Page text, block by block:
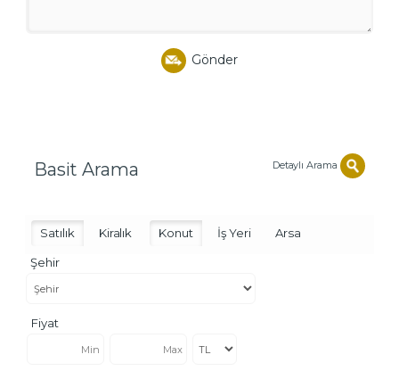
Gönder
Basit Arama Detaylı Arama
Satılık Kiralık Konut İş Yeri Arsa
Şehir
Fiyat